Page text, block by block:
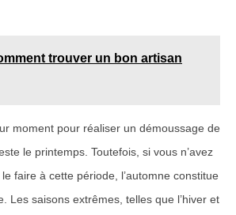
trouver un bon artisan
moment pour réaliser un démoussage de
le printemps. Toutefois, si vous n’avez
faire à cette période, l’automne constitue
Les saisons extrêmes, telles que l’hiver et